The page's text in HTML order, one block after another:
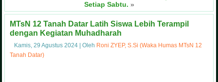
Setiap Sabtu. »
MTsN 12 Tanah Datar Latih Siswa Lebih Terampil
dengan Kegiatan Muhadharah
Kamis, 29 Agustus 2024 |Oleh Roni ZYEP, S.Si (Waka Humas MTsN 12
Tanah Datar)